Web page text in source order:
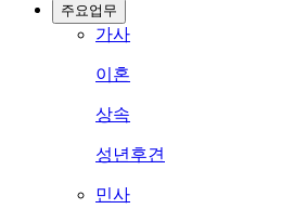
주요업무
가사
이혼
상속
성년후견
민사